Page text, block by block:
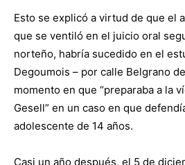
Esto se explicó a virtud de que el
que se ventiló en el juicio oral
norteño, habría sucedido en el
Degoumois – por calle Belgrano
momento en que “preparaba a la
Gesell” en un caso en que
adolescente de 14 años.
Casi un año después, el 5 de